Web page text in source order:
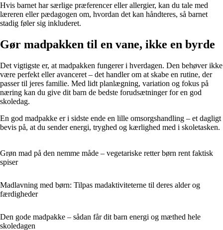
Hvis barnet har særlige præferencer eller allergier, kan du tale med
læreren eller pædagogen om, hvordan det kan håndteres, så barnet
stadig føler sig inkluderet.
Gør madpakken til en vane, ikke en byrde
Det vigtigste er, at madpakken fungerer i hverdagen. Den behøver ikke
være perfekt eller avanceret – det handler om at skabe en rutine, der
passer til jeres familie. Med lidt planlægning, variation og fokus på
næring kan du give dit barn de bedste forudsætninger for en god
skoledag.
En god madpakke er i sidste ende en lille omsorgshandling – et dagligt
bevis på, at du sender energi, tryghed og kærlighed med i skoletasken.
Grøn mad på den nemme måde – vegetariske retter børn rent faktisk
spiser
Madlavning med børn: Tilpas madaktiviteterne til deres alder og
færdigheder
Den gode madpakke – sådan får dit barn energi og mæthed hele
skoledagen